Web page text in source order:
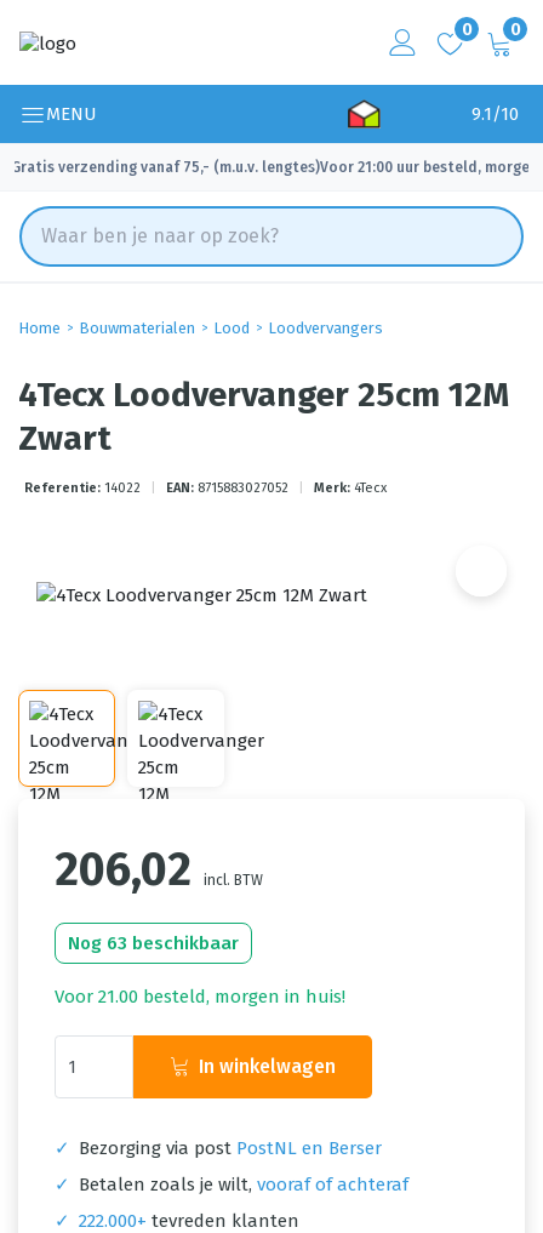
0 0
MENU 9.1/10
Gratis verzending vanaf 75,- (m.u.v. lengtes)
✓ Voor 21:00 uur besteld, morgen
Home Bouwmaterialen Lood Loodvervangers
4Tecx Loodvervanger 25cm 12M
Zwart
Referentie: 14022 EAN: 8715883027052 Merk: 4Tecx
206,02 incl. BTW
Nog 63 beschikbaar
Voor 21.00 besteld, morgen in huis!
In winkelwagen
✓ Bezorging via post PostNL en Berser
✓
Betalen zoals je wilt, vooraf of achteraf
✓ 222.000+ tevreden klanten